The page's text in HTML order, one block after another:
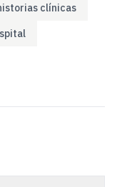
clínicas